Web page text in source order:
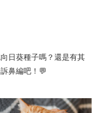
日葵種子嗎？還是有其
鼻編吧！💬